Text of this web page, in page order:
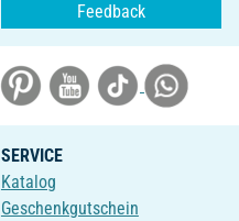
Feedback
SERVICE
Katalog
Geschenkgutschein